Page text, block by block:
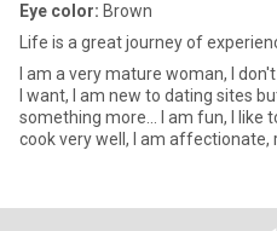
Eye color: Brown
Life is a great journey of
I am a very mature woman, I
I want, I am new to dating sites
something more... I am fun, I like
cook very well, I am affectionate,